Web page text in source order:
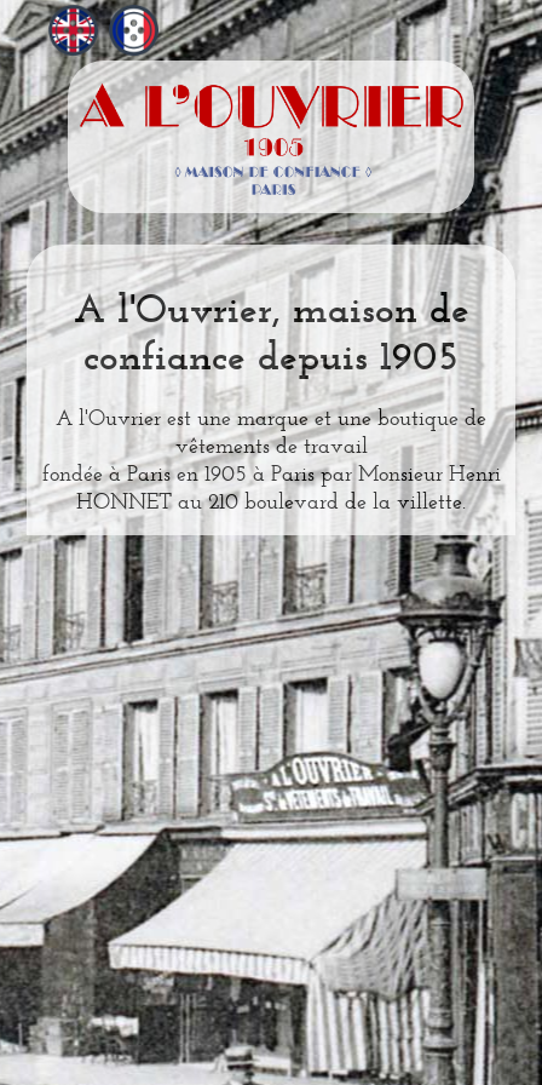
A l'Ouvrier, maison de
confiance depuis 1905
A l'Ouvrier est une marque et une boutique de
vêtements de travail
fondée à Paris en 1905 à Paris par Monsieur Henri
HONNET au 210 boulevard de la villette.
Fournisseur de vêtements sans interruption depuis
près de 120 ans
d'institutions parisiennes et françaises.
Spécialisée dans certains corps de métiers la marque
A l'Ouvrier a su se faire une place dans l'histoire du
vêtement de travail parisien.
Certains métiers, uniquement présents dans la
capitale, étaient, ou sont encore traditionnellement
fournis par la marque plus que centenaire.